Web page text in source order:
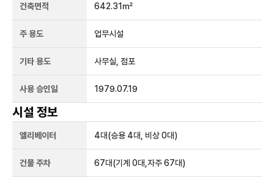
건축면적 642.31㎡
주 용도 업무시설
기타 용도 사무실, 점포
사용 승인일 1979.07.19
시설 정보
엘리베이터 4대(승용 4대, 비상 0대)
건물 주차 67대(기계 0대,자주 67대)